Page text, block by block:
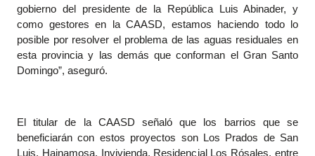
gobierno del presidente de la República Luis Abinader, y
como gestores en la CAASD, estamos haciendo todo lo
posible por resolver el problema de las aguas residuales en
esta provincia y las demás que conforman el Gran Santo
Domingo”, aseguró.
El titular de la CAASD señaló que los barrios que se
beneficiarán con estos proyectos son Los Prados de San
Luis, Hainamosa, Invivienda, Residencial Los Rósales, entre